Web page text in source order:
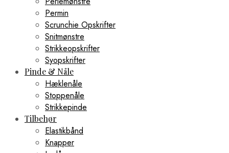
Permin
Scrunchie Opskrifter
Snitmønstre
Strikkeopskrifter
Syopskrifter
Pinde & Nåle
Hæklenåle
Stoppenåle
Strikkepinde
Tilbehør
Elastikbånd
Knapper